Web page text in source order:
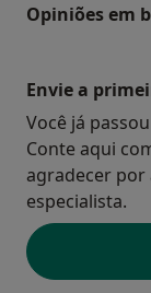
Opiniões em
Envie a
Você já
Conte aqui
agradecer por
especialista.